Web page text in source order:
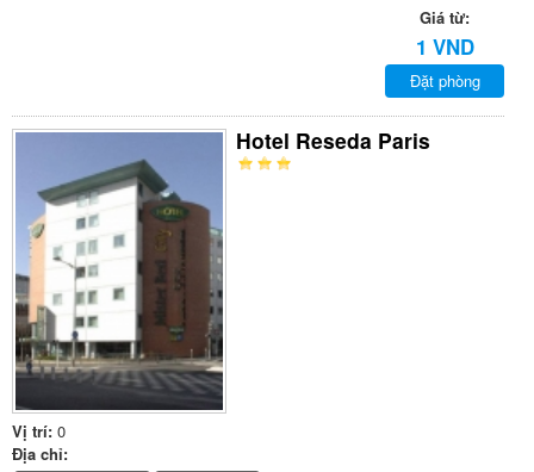
Giá từ:
1 VND
Đặt phòng
Hotel Reseda Paris
Vị trí: 0
Địa chỉ: